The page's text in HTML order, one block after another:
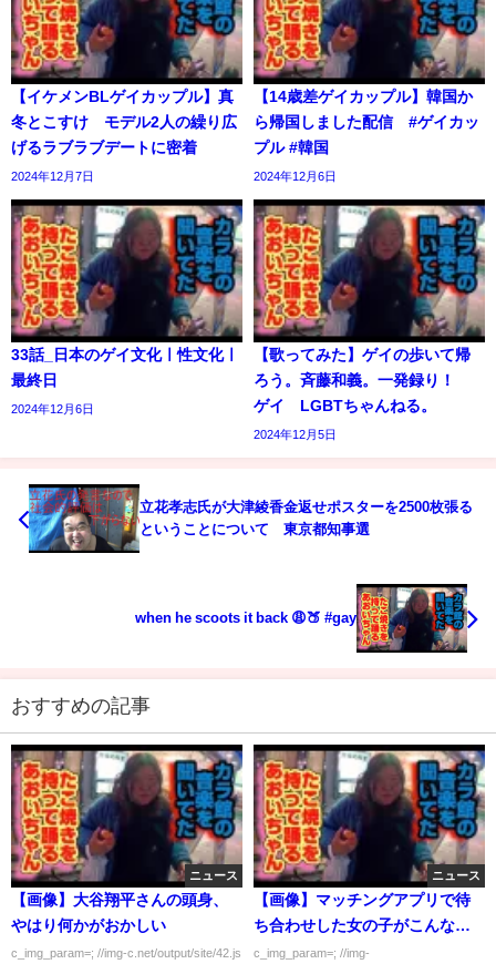
【イケメンBLゲイカップル】真
冬とこすけ モデル2人の繰り広
げるラブラブデートに密着
2024年12月7日
【14歳差ゲイカップル】韓国か
ら帰国しました配信 #ゲイカッ
プル #韓国
2024年12月6日
33話_日本のゲイ文化ㅣ性文化ㅣ
最終日
2024年12月6日
【歌ってみた】ゲイの歩いて帰
ろう。斉藤和義。一発録り！
ゲイ LGBTちゃんねる。
2024年12月5日
立花孝志氏が大津綾香金返せポスターを2500枚張る
ということについて 東京都知事選
when he scoots it back 😩🍑 #gay
おすすめの記事
ニュース
【画像】大谷翔平さんの頭身、
やはり何かがおかしい
c_img_param=; //img-c.net/output/site/42.js
ニュース
【画像】マッチングアプリで待
ち合わせした女の子がこんなん
だったらどうする？
c_img_param=; //img-